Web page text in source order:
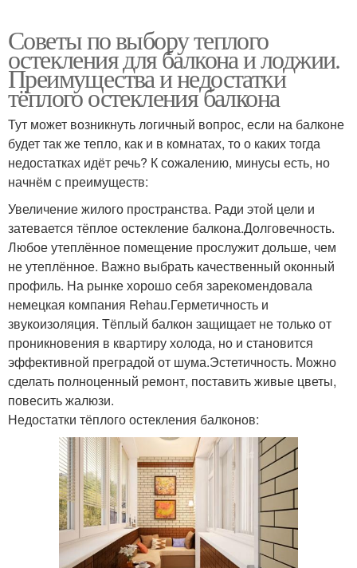
Советы по выбору теплого
остекления для балкона и лоджии.
Преимущества и недостатки
тёплого остекления балкона
Тут может возникнуть логичный вопрос, если на балконе
будет так же тепло, как и в комнатах, то о каких тогда
недостатках идёт речь? К сожалению, минусы есть, но
начнём с преимуществ:
Увеличение жилого пространства. Ради этой цели и
затевается тёплое остекление балкона.Долговечность.
Любое утеплённое помещение прослужит дольше, чем
не утеплённое. Важно выбрать качественный оконный
профиль. На рынке хорошо себя зарекомендовала
немецкая компания Rehau.Герметичность и
звукоизоляция. Тёплый балкон защищает не только от
проникновения в квартиру холода, но и становится
эффективной преградой от шума.Эстетичность. Можно
сделать полноценный ремонт, поставить живые цветы,
повесить жалюзи.
Недостатки тёплого остекления балконов: